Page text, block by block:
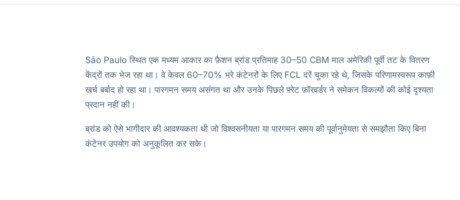
São Paulo स्थित एक मध्यम आकार का फ़ैशन ब्रांड प्रतिमाह 30–50 CBM माल अमेरिकी पूर्वी तट के वितरण
केंद्रों तक भेज रहा था। वे केवल 60–70% भरे कंटेनरों के लिए FCL दरें चुका रहे थे, जिसके परिणामस्वरूप काफ़ी
खर्च बर्बाद हो रहा था। पारगमन समय असंगत था और उनके पिछले फ़्रेट फ़ॉरवर्डर ने समेकन विकल्पों की कोई दृश्यता
प्रदान नहीं की।
ब्रांड को ऐसे भागीदार की आवश्यकता थी जो विश्वसनीयता या पारगमन समय की पूर्वानुमेयता से समझौता किए बिना
कंटेनर उपयोग को अनुकूलित कर सके।